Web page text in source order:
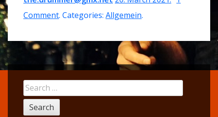
Commenton
Welt!
. Categories: Allgemein.
Sidebar
Search
for: